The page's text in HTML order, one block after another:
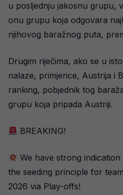
u posljednju jakosnu grupu,
onu grupu koja odgovara
njihovog baražnog puta,
Drugim riječima, ako se u
nalaze, primjerice, Austrija i
ranking, pobjednik tog
grupu koja pripada Austriji.
BREAKING!
We have strong
the seeding principle for
2026 via Play-offs!